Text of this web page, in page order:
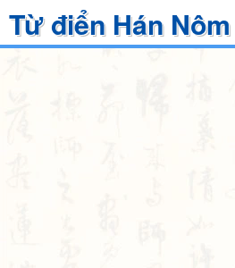
Từ điển Hán Nôm